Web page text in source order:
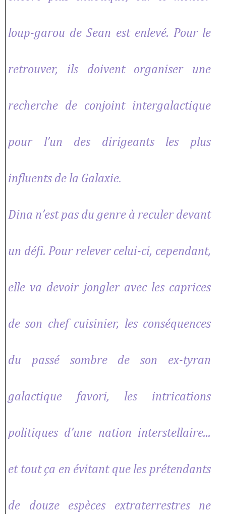
loup-garou de Sean est enlevé. Pour le
retrouver, ils doivent organiser une
recherche de conjoint intergalactique
pour l’un des dirigeants les plus
influents de la Galaxie.
Dina n’est pas du genre à reculer devant
un défi. Pour relever celui-ci, cependant,
elle va devoir jongler avec les caprices
de son chef cuisinier, les conséquences
du passé sombre de son ex-tyran
galactique favori, les intrications
politiques d’une nation interstellaire...
et tout ça en évitant que les prétendants
de douze espèces extraterrestres ne